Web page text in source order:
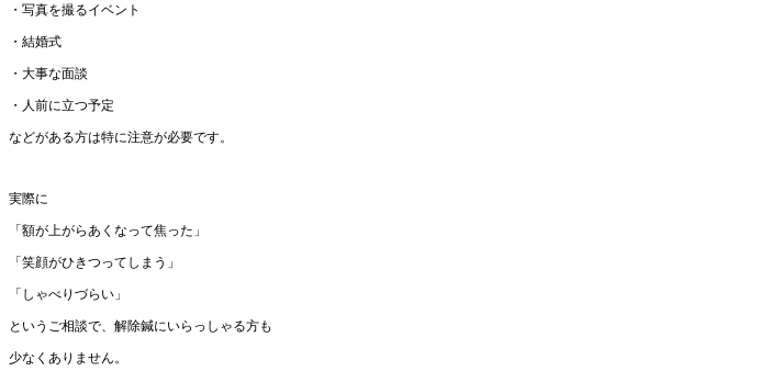
・写真を撮るイベント
・結婚式
・大事な面談
・人前に立つ予定
などがある方は特に注意が必要です。
実際に
「額が上がらあくなって焦った」
「笑顔がひきつってしまう」
「しゃべりづらい」
というご相談で、解除鍼にいらっしゃる方も
少なくありません。